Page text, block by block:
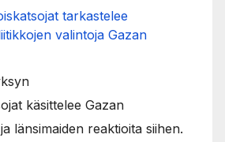
tarkastelee
valintoja Gazan
käsittelee Gazan
länsimaiden reaktioita siihen.